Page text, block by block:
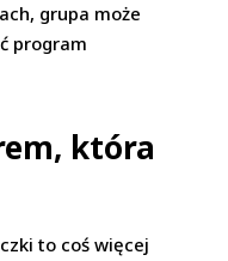
grupa może
program
która
to coś więcej